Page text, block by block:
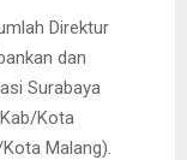
Direktur
dan
Surabaya
Kota
Malang).